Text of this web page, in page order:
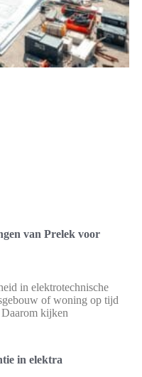
van Prelek voor
in elektrotechnische
of woning op tijd
kijken
in elektra